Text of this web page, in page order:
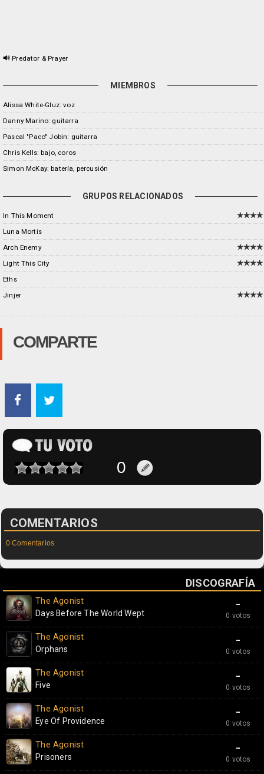
Predator & Prayer
MIEMBROS
Alissa White-Gluz: voz
Danny Marino: guitarra
Pascal "Paco" Jobin: guitarra
Chris Kells: bajo, coros
Simon McKay: batería, percusión
GRUPOS RELACIONADOS
In This Moment
Luna Mortis
Arch Enemy
Light This City
Eths
Jinjer
COMPARTE
COMENTARIOS
0 Comentarios
DISCOGRAFÍA
-
0 votos
The Agonist
Days Before The World Wept
-
0 votos
The Agonist
Orphans
-
0 votos
The Agonist
Five
-
0 votos
The Agonist
Eye Of Providence
-
0 votos
The Agonist
Prisoners